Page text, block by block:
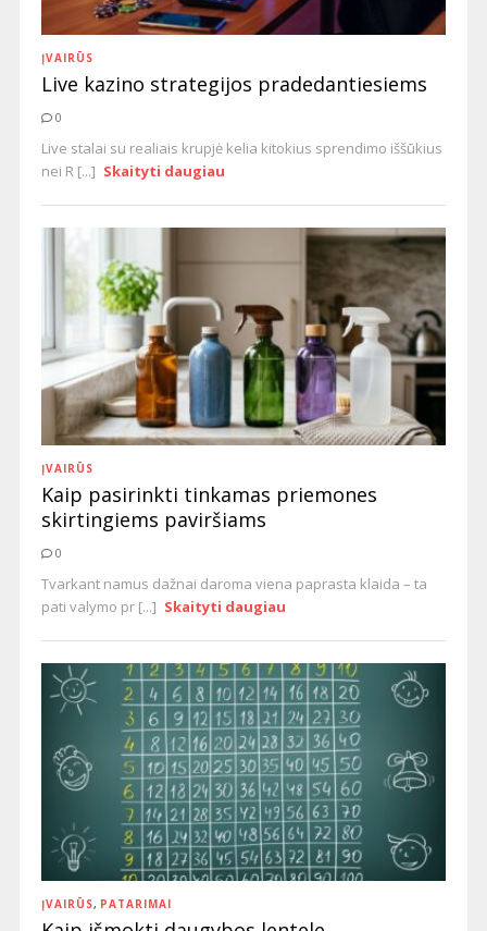
ĮVAIRŪS
Live kazino strategijos pradedantiesiems
0
Live stalai su realiais krupjė kelia kitokius sprendimo iššūkius
nei R [...] Skaityti daugiau
ĮVAIRŪS
Kaip pasirinkti tinkamas priemones
skirtingiems paviršiams
0
Tvarkant namus dažnai daroma viena paprasta klaida – ta
pati valymo pr [...] Skaityti daugiau
ĮVAIRŪS, PATARIMAI